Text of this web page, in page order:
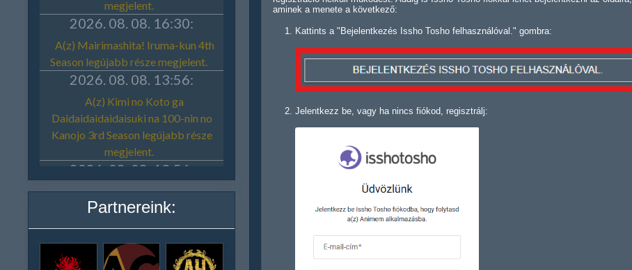
Partnereink:
aminek a menete a következő:
Kattints a "Bejelentkezés Issho Tosho felhasználóval." gombra:
Jelentkezz be, vagy ha nincs fiókod, regisztrálj: